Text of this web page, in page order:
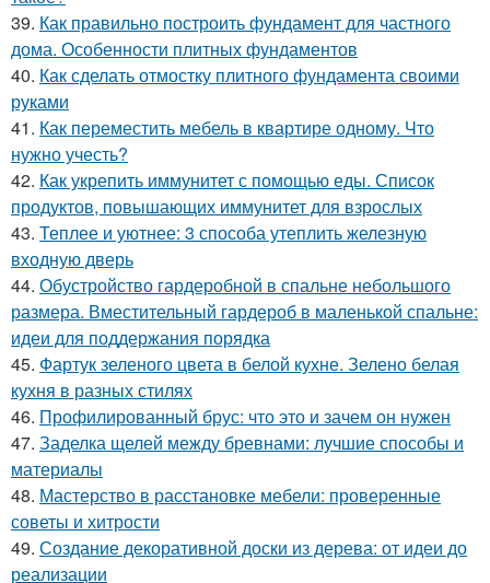
39. Как правильно построить фундамент для частного
дома. Особенности плитных фундаментов
40. Как сделать отмостку плитного фундамента своими
руками
41. Как переместить мебель в квартире одному. Что
нужно учесть?
42. Как укрепить иммунитет с помощью еды. Список
продуктов, повышающих иммунитет для взрослых
43. Теплее и уютнее: 3 способа утеплить железную
входную дверь
44. Обустройство гардеробной в спальне небольшого
размера. Вместительный гардероб в маленькой спальне:
идеи для поддержания порядка
45. Фартук зеленого цвета в белой кухне. Зелено белая
кухня в разных стилях
46. Профилированный брус: что это и зачем он нужен
47. Заделка щелей между бревнами: лучшие способы и
материалы
48. Мастерство в расстановке мебели: проверенные
советы и хитрости
49. Создание декоративной доски из дерева: от идеи до
реализации